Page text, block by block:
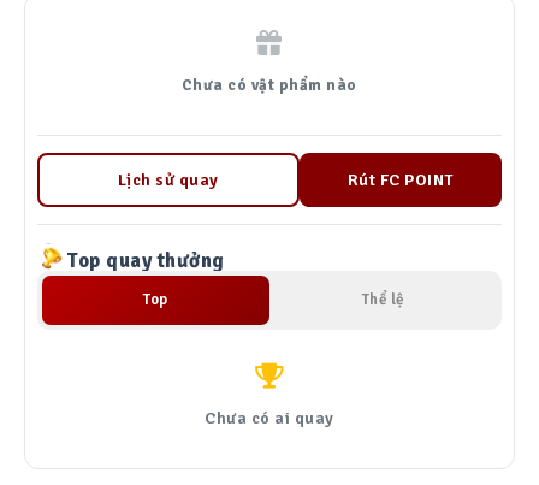
Chưa có vật phẩm nào
Lịch sử quay Rút FC POINT
Top quay thưởng
Top Thể lệ
Chưa có ai quay